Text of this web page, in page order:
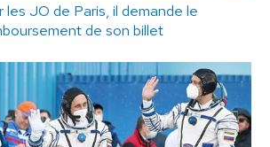
les JO de Paris, il demande le
de son billet